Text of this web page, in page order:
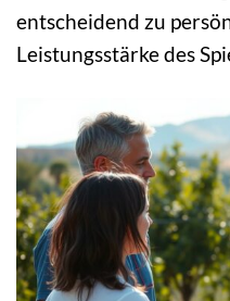
entscheidend zu
Leistungsstärke des